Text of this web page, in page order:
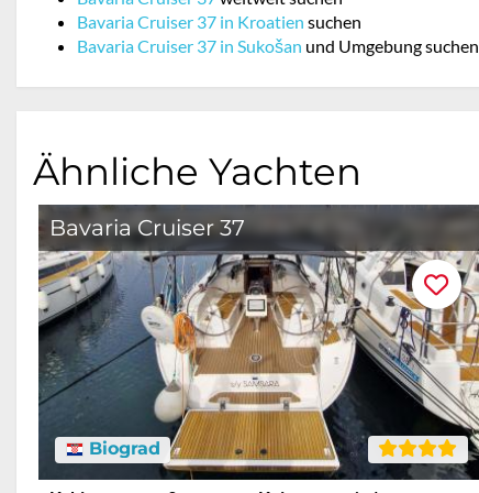
Bavaria Cruiser 37 in Kroatien suchen
Bavaria Cruiser 37 in Sukošan und Umgebung suchen
Ähnliche Yachten
Bavaria Cruiser 37
Biograd